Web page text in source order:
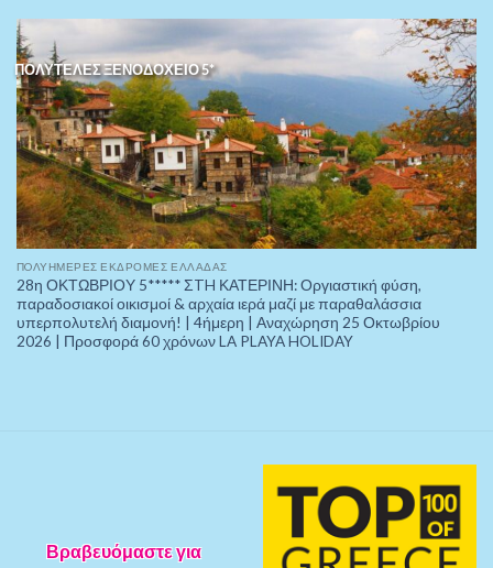
ΠΟΛΥΤΕΛΕΣ ΞΕΝΟΔΟΧΕΙΟ 5*
ΠOΛΥΉΜΕΡΕΣ ΕΚΔΡΟΜΈΣ ΕΛΛΆΔΑΣ
28η ΟΚΤΩΒΡΙΟΥ 5***** ΣTH ΚΑΤΕΡΙΝΗ: Οργιαστική φύση,
παραδοσιακοί οικισμοί & αρχαία ιερά μαζί με παραθαλάσσια
υπερπολυτελή διαμονή! | 4ήμερη | Αναχώρηση 25 Οκτωβρίου
2026 | Προσφορά 60 χρόνων LA PLAYA HOLIDAY
Βραβευόμαστε για